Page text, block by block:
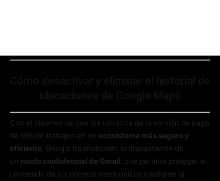
Con el objetivo de que los usuarios de la versión de pago
de GSuite trabajen en un ecosistema más seguro y
eficiente , Google ha anunciado la implantación de
un modo confidencial de Gmail , que permite proteger el
contenido de los correos electrónicos mediante la